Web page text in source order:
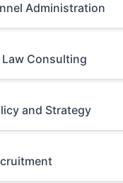
Administration
Law Consulting
and Strategy